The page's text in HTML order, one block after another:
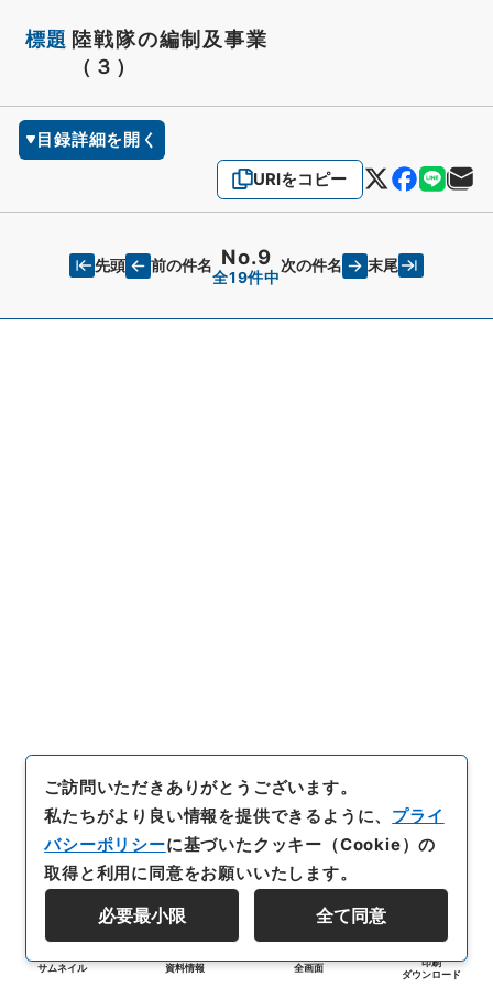
標題 陸戦隊の編制及事業
（３）
目録詳細を開く
URIをコピー
先頭 前の件名 No.9
全19件中
次の件名 末尾
サムネイル 資料情報 全画面
印刷
ダウンロード
ご訪問いただきありがとうございます。
私たちがより良い情報を提供できるように、 プライ
バシーポリシーに基づいたクッキー（Cookie）の
取得と利用に同意をお願いいたします。
必要最小限 全て同意